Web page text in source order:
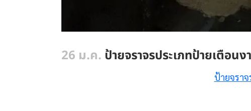
26 ม.ค. ป้ายจราจรประเภทป้ายเตือน
ป้ายจรา